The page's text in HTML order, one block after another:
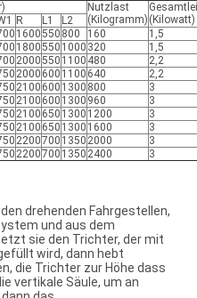
Nutzlast
(Kilogramm) (Kilowatt)
R L1
L2
1600550 800 160
1,5
1800550 1000 320
1,5
2000550 1100 480
2,2
2000 600 1100 640
2,2
2100 600 1300 800
3
2100 600 1300 960
3
2100 650 1300 1200
3
2100 650 1300 1600
3
2200700 1350 2000
3
2200700 1350 2400 3
drehenden Fahrgestellen,
und aus dem
sie den Trichter, der mit
wird, dann hebt
die Trichter zur Höhe dass
vertikale Säule, um an